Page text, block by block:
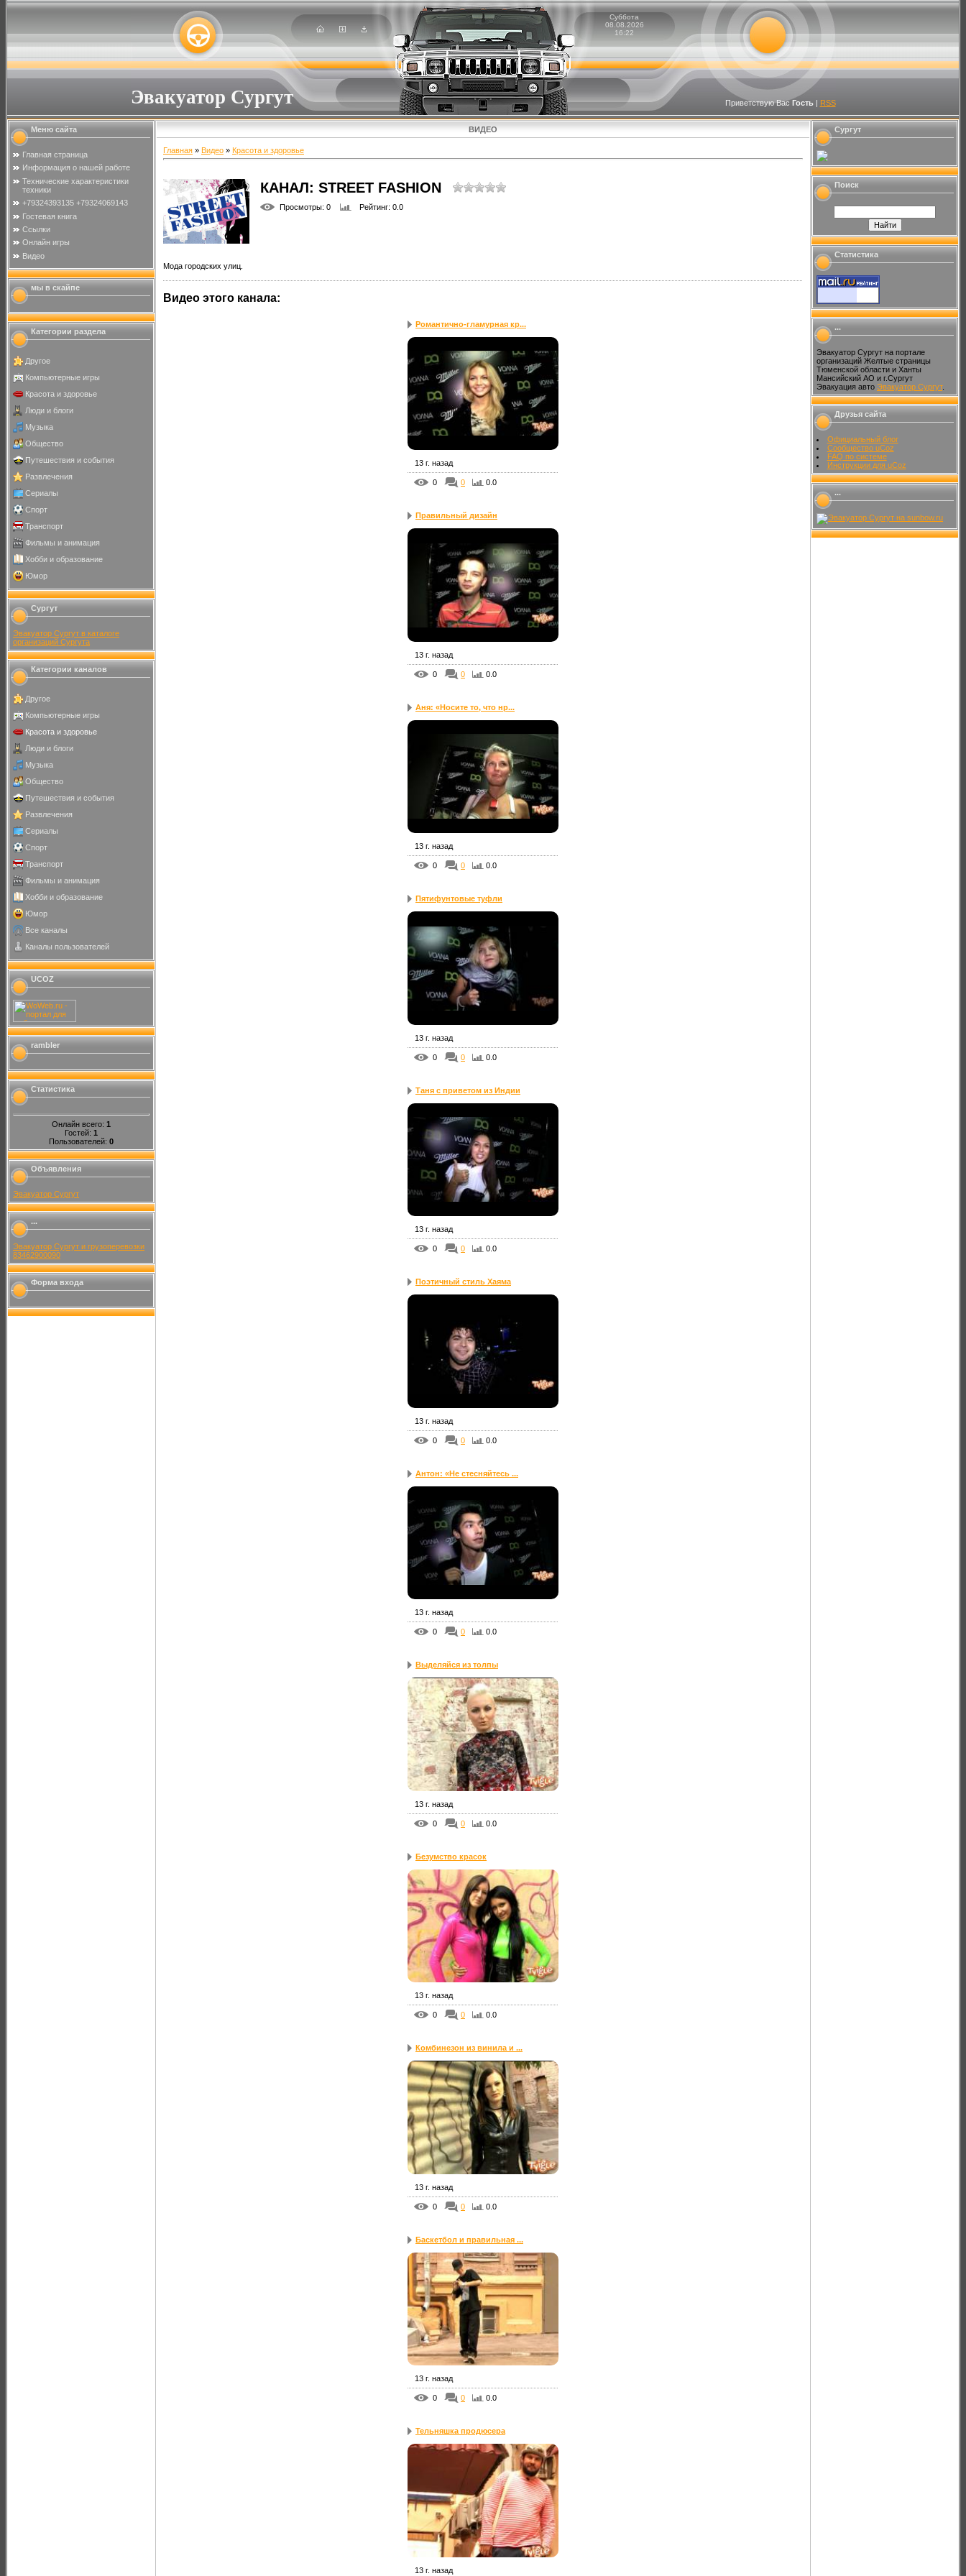
Эвакуатор Сургут
Суббота
08.08.2026
16:22
Приветствую Вас Гость| RSS
Меню сайта
Главная страница
Информация о нашей работе
Технические характеристики
техники
+79324393135 +79324069143
Гостевая книга
Ссылки
Онлайн игры
Видео
мы в скайпе
Категории раздела
Другое
Компьютерные игры
Красота и здоровье
Люди и блоги
Музыка
Общество
Путешествия и события
Развлечения
Сериалы
Спорт
Транспорт
Фильмы и анимация
Хобби и образование
Юмор
Сургут
Эвакуатор Сургут в каталоге
организаций Сургута
Категории каналов
Другое
Компьютерные игры
Красота и здоровье
Люди и блоги
Музыка
Общество
Путешествия и события
Развлечения
Сериалы
Спорт
Транспорт
Фильмы и анимация
Хобби и образование
Юмор
Все каналы
Каналы пользователей
UCOZ
rambler
Статистика
Онлайн всего: 1
Гостей: 1
Пользователей: 0
Объявления
Эвакуатор Сургут
...
Эвакуатор Сургут и грузоперевозки
83462900090
Форма входа
ВИДЕО
Главная » Видео » Красота и здоровье
КАНАЛ: STREET FASHION
Просмотры: 0 Рейтинг: 0.0
Мода городских улиц.
Видео этого канала:
Романтично-гламурная кр...
13 г. назад
0 0 0.0
Правильный дизайн
13 г. назад
0 0 0.0
Аня: «Носите то, что нр...
13 г. назад
0 0 0.0
Пятифунтовые туфли
13 г. назад
0 0 0.0
Таня с приветом из Индии
13 г. назад
0 0 0.0
Поэтичный стиль Хаяма
13 г. назад
0 0 0.0
Антон: «Не стесняйтесь ...
13 г. назад
0 0 0.0
Выделяйся из толпы
13 г. назад
0 0 0.0
Безумство красок
13 г. назад
0 0 0.0
Комбинезон из винила и ...
13 г. назад
0 0 0.0
Баскетбол и правильная ...
13 г. назад
0 0 0.0
Тельняшка продюсера
13 г. назад
Сургут
Поиск
Статистика
...
Эвакуатор Сургут на портале
организаций Желтые страницы
Тюменской области и Ханты
Мансийский АО и г.Сургут
Эвакуация авто Эвакуатор Сургут.
Друзья сайта
Официальный блог
Сообщество uCoz
FAQ по системе
Инструкции для uCoz
...